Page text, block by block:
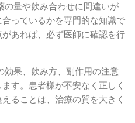
の量や飲み合わせに間違いが
っているかを専門的な知識で
あれば、必ず医師に確認を行
効果、飲み方、副作用の注意
す。患者様が不安なく正しく
ることは、治療の質を大きく